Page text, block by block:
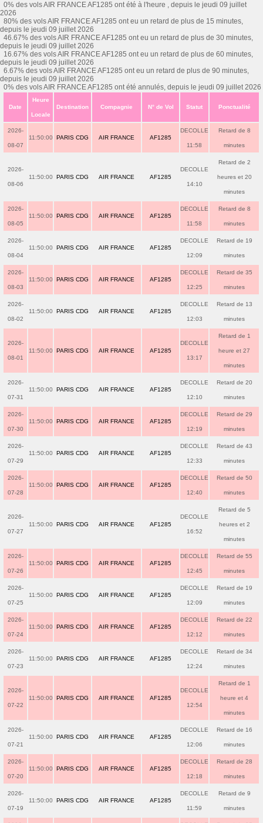
0% des vols AIR FRANCE AF1285 ont été à l'heure , depuis le jeudi 09 juillet
2026
80% des vols AIR FRANCE AF1285 ont eu un retard de plus de 15 minutes,
depuis le jeudi 09 juillet 2026
46.67% des vols AIR FRANCE AF1285 ont eu un retard de plus de 30 minutes,
depuis le jeudi 09 juillet 2026
16.67% des vols AIR FRANCE AF1285 ont eu un retard de plus de 60 minutes,
depuis le jeudi 09 juillet 2026
6.67% des vols AIR FRANCE AF1285 ont eu un retard de plus de 90 minutes,
depuis le jeudi 09 juillet 2026
0% des vols AIR FRANCE AF1285 ont été annulés, depuis le jeudi 09 juillet 2026
Date
Heure
Locale
Destination Compagnie N° de Vol Statut Ponctualité
2026-
08-07
11:50:00 PARIS CDG AIR FRANCE AF1285
DECOLLE
11:58
Retard de 8
minutes
2026-
08-06
11:50:00 PARIS CDG AIR FRANCE AF1285
DECOLLE
14:10
Retard de 2
heures et 20
minutes
2026-
08-05
11:50:00 PARIS CDG AIR FRANCE AF1285
DECOLLE
11:58
Retard de 8
minutes
2026-
08-04
11:50:00 PARIS CDG AIR FRANCE AF1285
DECOLLE
12:09
Retard de 19
minutes
2026-
08-03
11:50:00 PARIS CDG AIR FRANCE AF1285
DECOLLE
12:25
Retard de 35
minutes
2026-
08-02
11:50:00 PARIS CDG AIR FRANCE AF1285
DECOLLE
12:03
Retard de 13
minutes
2026-
08-01
11:50:00 PARIS CDG AIR FRANCE AF1285
DECOLLE
13:17
Retard de 1
heure et 27
minutes
2026-
07-31
11:50:00 PARIS CDG AIR FRANCE AF1285
DECOLLE
12:10
Retard de 20
minutes
2026-
07-30
11:50:00 PARIS CDG AIR FRANCE AF1285
DECOLLE
12:19
Retard de 29
minutes
2026-
07-29
11:50:00 PARIS CDG AIR FRANCE AF1285
DECOLLE
12:33
Retard de 43
minutes
2026-
07-28
11:50:00 PARIS CDG AIR FRANCE AF1285
DECOLLE
12:40
Retard de 50
minutes
2026-
07-27
11:50:00 PARIS CDG AIR FRANCE AF1285
DECOLLE
16:52
Retard de 5
heures et 2
minutes
2026-
07-26
11:50:00 PARIS CDG AIR FRANCE AF1285
DECOLLE
12:45
Retard de 55
minutes
2026-
07-25
11:50:00 PARIS CDG AIR FRANCE AF1285
DECOLLE
12:09
Retard de 19
minutes
2026-
07-24
11:50:00 PARIS CDG AIR FRANCE AF1285
DECOLLE
12:12
Retard de 22
minutes
2026-
07-23
11:50:00 PARIS CDG AIR FRANCE AF1285
DECOLLE
12:24
Retard de 34
minutes
2026-
07-22
11:50:00 PARIS CDG AIR FRANCE AF1285
DECOLLE
12:54
Retard de 1
heure et 4
minutes
2026-
07-21
11:50:00 PARIS CDG AIR FRANCE AF1285
DECOLLE
12:06
Retard de 16
minutes
2026-
07-20
11:50:00 PARIS CDG AIR FRANCE AF1285
DECOLLE
12:18
Retard de 28
minutes
2026-
07-19
11:50:00 PARIS CDG AIR FRANCE AF1285
DECOLLE
11:59
Retard de 9
minutes